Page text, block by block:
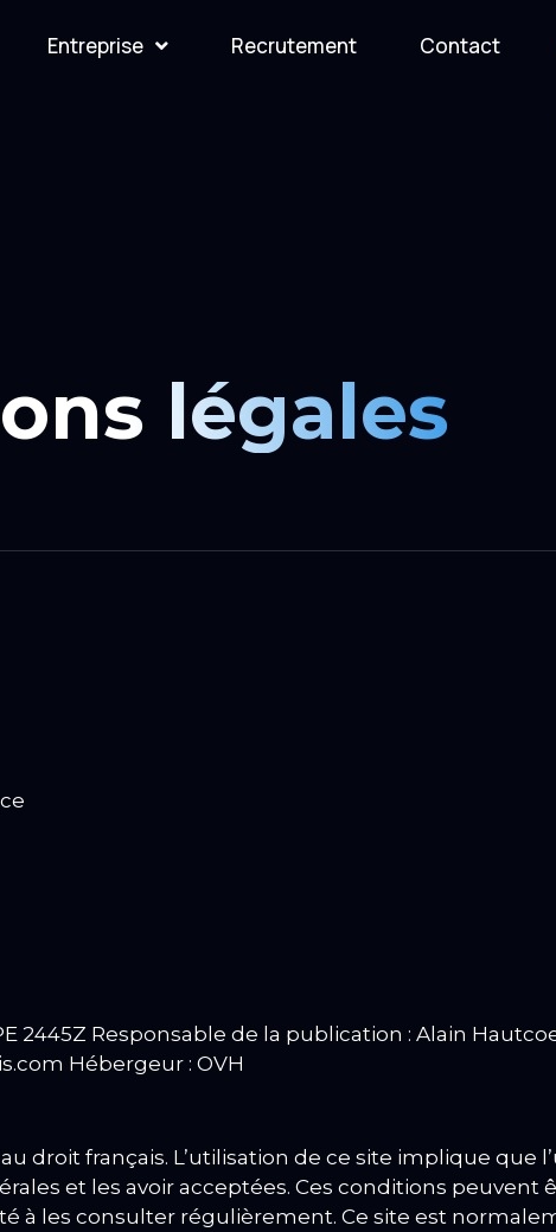
Entreprise Recrutement Contact
légales
2445Z Responsable de la publication : Alain
Hébergeur : OVH
droit français. L’utilisation de ce site implique que
et les avoir acceptées. Ces conditions peuvent
à les consulter régulièrement. Ce site est